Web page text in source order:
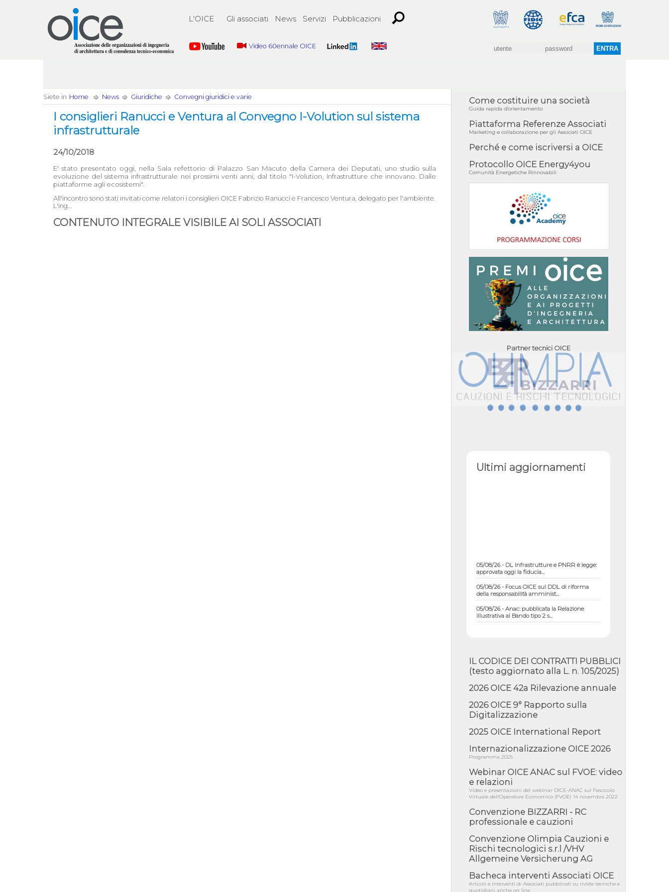
L'OICE Gli associati News Servizi Pubblicazioni
Video 60ennale OICE
Siete in Home News Giuridiche Convegni giuridici e varie
I consiglieri Ranucci e Ventura al Convegno I-Volution sul sistema
infrastrutturale
24/10/2018
E' stato presentato oggi, nella Sala refettorio di Palazzo San Macuto della Camera dei Deputati, uno studio sulla
evoluzione del sistema infrastrutturale nei prossimi venti anni, dal titolo "I-Volution, Infrastrutture che innovano. Dalle
piattaforme agli ecosistemi".
All'incontro sono stati invitati come relatori i consiglieri OICE Fabrizio Ranucci e Francesco Ventura, delegato per l'ambiente.
L'ing...
CONTENUTO INTEGRALE VISIBILE AI SOLI ASSOCIATI
Come costituire una società
Guida rapida d'orientamento
Piattaforma Referenze Associati
Marketing e collaborazione per gli Associati OICE
Perché e come iscriversi a OICE
Protocollo OICE Energy4you
Comunità Energetiche Rinnovabili
Partner tecnici OICE
Ultimi aggiornamenti
approvata oggi la fiducia...
della responsabilità amminist...
illustrativa al Bando tipo 2 s...
05/08/26 - Lettera OICE per il bando della
Giunta Regionale della Campa...
04/08/26 - DL PA: previste cancellazioni da
04/08/26 - International Sustainable
Buildings Competition - COP31, An...
04/08/26 - CdS, project financing: progetto di
04/08/26 - Rapporto Anac corruzione 2020-
04/08/26 - CdS: partecipazione alla gara non
equivale ad acquiescenza r...
04/08/26 - DL Infrastrutture approvato alla
Camera, passa ora al Senato
03/08/26 - TAR Piemonte: RUP può avvalersi
03/08/26 - Gruppo FS: nel primo semestre
2026 3 mld di aggiudicazioni e...
Imprese e Territori del Centro ...
03/08/26 - TAR Sicilia: raggruppate devono
IL CODICE DEI CONTRATTI PUBBLICI
(testo aggiornato alla L. n. 105/2025)
2026 OICE 42a Rilevazione annuale
2026 OICE 9° Rapporto sulla
Digitalizzazione
2025 OICE International Report
Internazionalizzazione OICE 2026
Programma 2025
Webinar OICE ANAC sul FVOE: video
e relazioni
Video e presentazioni del webinar OICE-ANAC sul Fascicolo
Virtuale dell'Operatore Economico (FVOE) 14 novembre 2022
Convenzione BIZZARRI - RC
professionale e cauzioni
Convenzione Olimpia Cauzioni e
Rischi tecnologici s.r.l /VHV
Allgemeine Versicherung AG
Bacheca interventi Associati OICE
Articoli e interventi di Associati pubblicati su riviste tecniche e
quotidiani anche on line